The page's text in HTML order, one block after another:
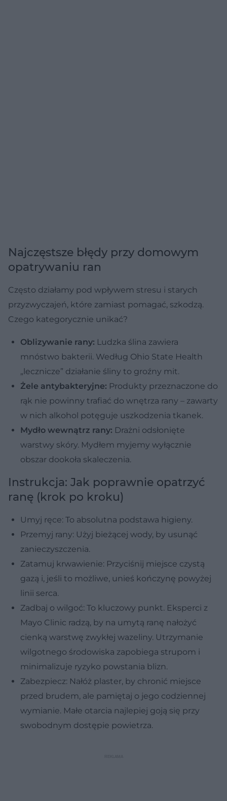
Najczęstsze błędy przy domowym
opatrywaniu ran
Często działamy pod wpływem stresu i starych
przyzwyczajeń, które zamiast pomagać, szkodzą.
Czego kategorycznie unikać?
Oblizywanie rany: Ludzka ślina zawiera
mnóstwo bakterii. Według Ohio State Health
„lecznicze” działanie śliny to groźny mit.
Żele antybakteryjne: Produkty przeznaczone do
rąk nie powinny trafiać do wnętrza rany – zawarty
w nich alkohol potęguje uszkodzenia tkanek.
Mydło wewnątrz rany: Drażni odsłonięte
warstwy skóry. Mydłem myjemy wyłącznie
obszar dookoła skaleczenia.
Instrukcja: Jak poprawnie opatrzyć
ranę (krok po kroku)
Umyj ręce: To absolutna podstawa higieny.
Przemyj rany: Użyj bieżącej wody, by usunąć
zanieczyszczenia.
Zatamuj krwawienie: Przyciśnij miejsce czystą
gazą i, jeśli to możliwe, unieś kończynę powyżej
linii serca.
Zadbaj o wilgoć: To kluczowy punkt. Eksperci z
Mayo Clinic radzą, by na umytą ranę nałożyć
cienką warstwę zwykłej wazeliny. Utrzymanie
wilgotnego środowiska zapobiega strupom i
minimalizuje ryzyko powstania blizn.
Zabezpiecz: Nałóż plaster, by chronić miejsce
przed brudem, ale pamiętaj o jego codziennej
wymianie. Małe otarcia najlepiej goją się przy
swobodnym dostępie powietrza.